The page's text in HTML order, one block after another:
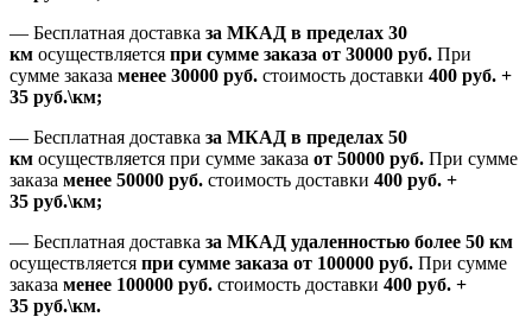
— Бесплатная доставка за МКАД в пределах 30
км осуществляется при сумме заказа от 30000 руб. При
сумме заказа менее 30000 руб. стоимость доставки 400 руб. +
35 руб.\км;
— Бесплатная доставка за МКАД в пределах 50
км осуществляется при сумме заказа от 50000 руб. При сумме
заказа менее 50000 руб. стоимость доставки 400 руб. +
35 руб.\км;
— Бесплатная доставка за МКАД удаленностью более 50 км
осуществляется при сумме заказа от 100000 руб. При сумме
заказа менее 100000 руб. стоимость доставки 400 руб. +
35 руб.\км.